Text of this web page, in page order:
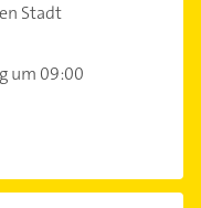
Stadt
um 09:00